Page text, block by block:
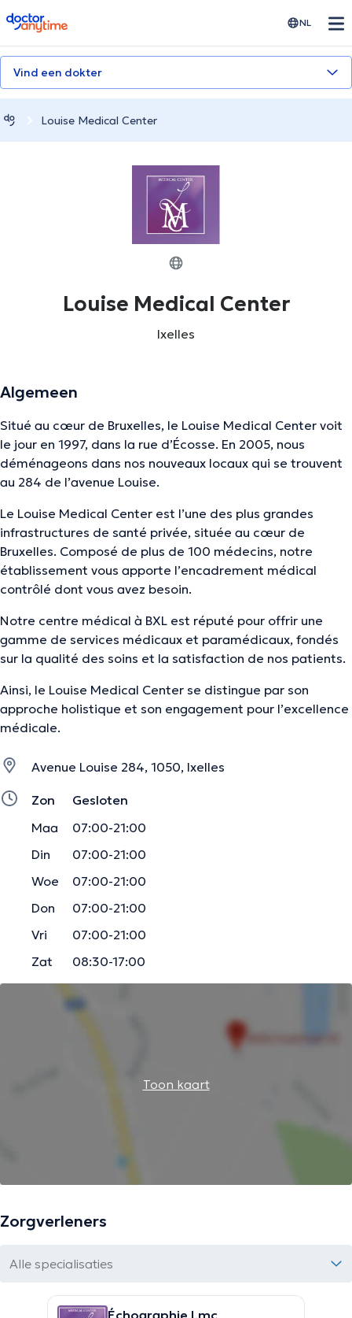
doctoranytime NL
Vind een dokter
Louise Medical Center
Louise Medical Center
Ixelles
Algemeen
Situé au cœur de Bruxelles, le Louise Medical Center voit
le jour en 1997, dans la rue d’Écosse. En 2005, nous
déménageons dans nos nouveaux locaux qui se trouvent
au 284 de l’avenue Louise.
Le Louise Medical Center est l’une des plus grandes
infrastructures de santé privée, située au cœur de
Bruxelles. Composé de plus de 100 médecins, notre
établissement vous apporte l’encadrement médical
contrôlé dont vous avez besoin.
Notre centre médical à BXL est réputé pour offrir une
gamme de services médicaux et paramédicaux, fondés
sur la qualité des soins et la satisfaction de nos patients.
Ainsi, le Louise Medical Center se distingue par son
approche holistique et son engagement pour l’excellence
médicale.
Avenue Louise 284, 1050, Ixelles
Zon
Gesloten
Maa
07:00-21:00
Din
07:00-21:00
Woe
07:00-21:00
Don
07:00-21:00
Vri
07:00-21:00
Zat
08:30-17:00
Toon kaart
Zorgverleners
Alle specialisaties